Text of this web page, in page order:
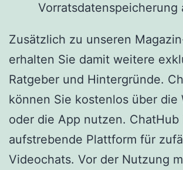
Vorratsdatenspeicherung
Zusätzlich zu unseren
erhalten Sie damit weitere
Ratgeber und Hintergründe.
können Sie kostenlos über die
oder die App nutzen. ChatHub
aufstrebende Plattform für
Videochats. Vor der Nutzung